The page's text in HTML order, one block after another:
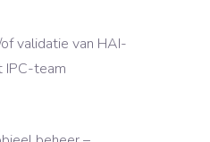
validatie van HAI-
IPC-team